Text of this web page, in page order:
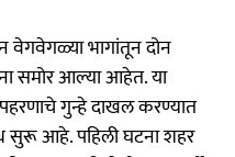
वेगवेगळ्या भागांतून दोन
समोर आल्या आहेत. या
गुन्हे दाखल करण्यात
आहे. पहिली घटना शहर